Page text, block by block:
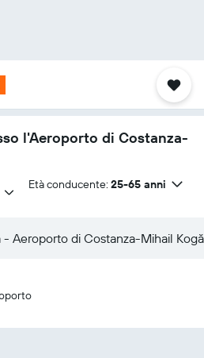
l'Aeroporto di Costanza-
Età conducente: 25-65 anni
- Aeroporto di Costanza-Mihail